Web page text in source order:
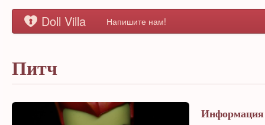
Doll Villa Напишите нам!
Питч
Информация